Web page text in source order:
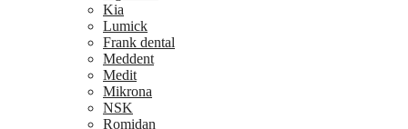
Kia
Lumick
Frank dental
Meddent
Medit
Mikrona
NSK
Romidan